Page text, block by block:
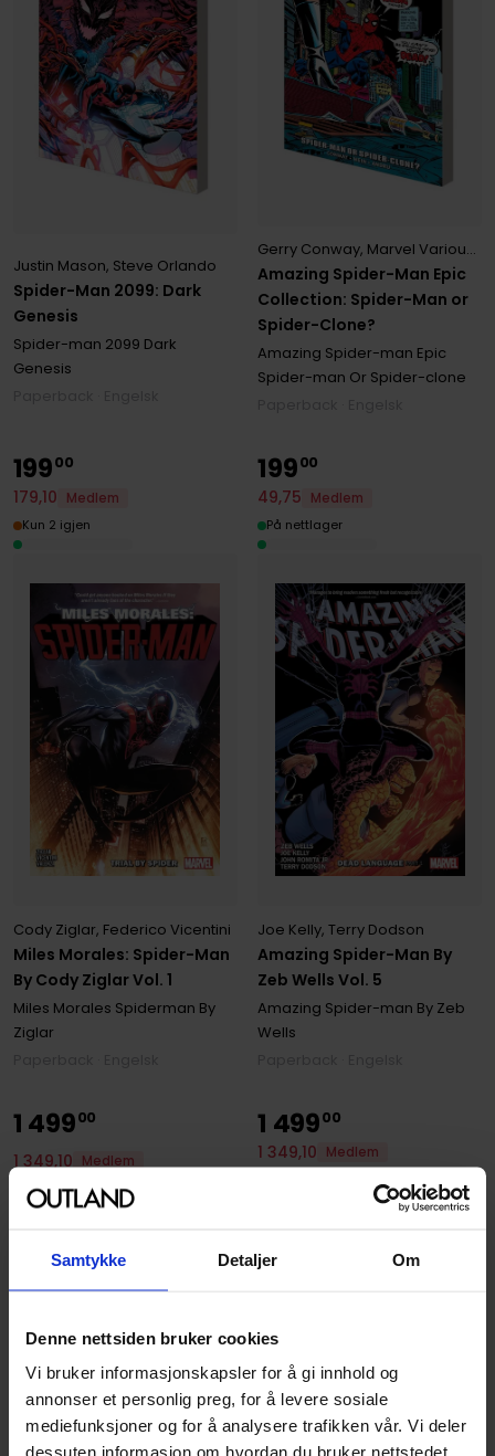
Samtykke Detaljer Om
Denne nettsiden bruker cookies
Vi bruker informasjonskapsler for å gi innhold og
annonser et personlig preg, for å levere sosiale
mediefunksjoner og for å analysere trafikken vår. Vi deler
dessuten informasjon om hvordan du bruker nettstedet
Spider-Man 2099: Dark
Genesis
Justin Mason, Steve Orlando
Spider-man 2099 Dark
Genesis
Amazing Spider-Man Epic
Collection: Spider-Man or
Spider-Clone?
Gerry Conway, Marvel Various ,
Amazing Spider-man Epic
Spider-man Or Spider-clone
Miles Morales: Spider-Man
By Cody Ziglar Vol. 1
Cody Ziglar, Federico Vicentini
Miles Morales Spiderman By
Ziglar
19900
179,10
Medlem
Kun 2 igjen
Amazing Spider-Man By
Zeb Wells Vol. 5
Joe Kelly,Terry Dodson
Amazing Spider-man By Zeb
Wells
19900
49,75
Medlem
På nettlager
1 49900
1 349,10 Medlem
Kun 1 igjen
1 49900
1 349,10
Medlem